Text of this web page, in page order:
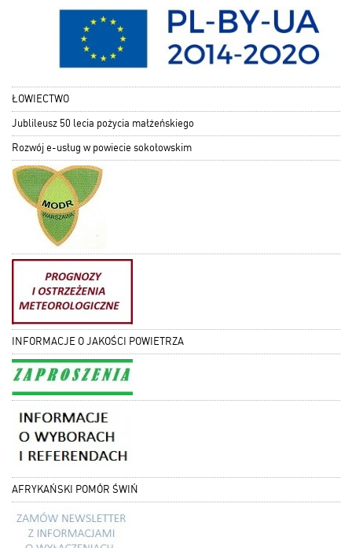
ŁOWIECTWO
Jublileusz 50 lecia pożycia małżeńskiego
Rozwój e-usług w powiecie sokołowskim
INFORMACJE O JAKOŚCI POWIETRZA
AFRYKAŃSKI POMÓR ŚWIŃ